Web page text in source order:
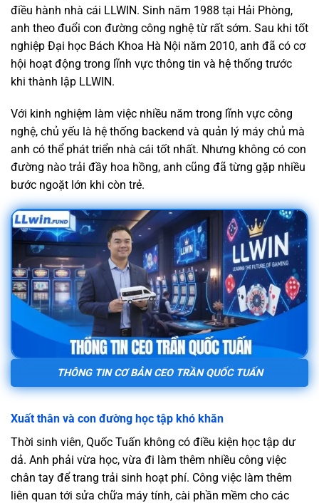
điều hành nhà cái LLWIN. Sinh năm 1988 tại Hải Phòng,
anh theo đuổi con đường công nghệ từ rất sớm. Sau khi tốt
nghiệp Đại học Bách Khoa Hà Nội năm 2010, anh đã có cơ
hội hoạt động trong lĩnh vực thông tin và hệ thống trước
khi thành lập LLWIN.
Với kinh nghiệm làm việc nhiều năm trong lĩnh vực công
nghệ, chủ yếu là hệ thống backend và quản lý máy chủ mà
anh có thể phát triển nhà cái tốt nhất. Nhưng không có con
đường nào trải đầy hoa hồng, anh cũng đã từng gặp nhiều
bước ngoặt lớn khi còn trẻ.
THÔNG TIN CƠ BẢN CEO TRẦN QUỐC TUẤN
Xuất thân và con đường học tập khó khăn
Thời sinh viên, Quốc Tuấn không có điều kiện học tập dư
dả. Anh phải vừa học, vừa đi làm thêm nhiều công việc
chân tay để trang trải sinh hoạt phí. Công việc làm thêm
liên quan tới sửa chữa máy tính, cài phần mềm cho các